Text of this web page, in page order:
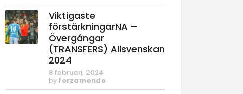
Viktigaste
förstärkningarNA –
Övergångar
(TRANSFERS) Allsvenskan
2024
8 februari, 2024
by forzamondo